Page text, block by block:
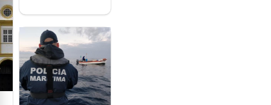
contraditória"
sobre
evolução
turística